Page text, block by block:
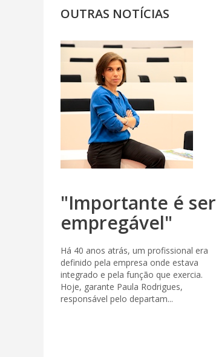
OUTRAS NOTÍCIAS
"Importante é ser
empregável"
Há 40 anos atrás, um profissional era
definido pela empresa onde estava
integrado e pela função que exercia.
Hoje, garante Paula Rodrigues,
responsável pelo departam...